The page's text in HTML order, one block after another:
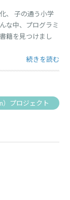
、 子の通う小学
な中、プログラミ
籍を見つけまし
“やさしーい
続きを読む
）プロジェクト